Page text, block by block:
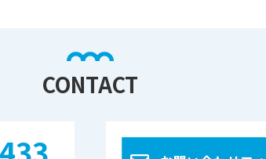
CONTACT